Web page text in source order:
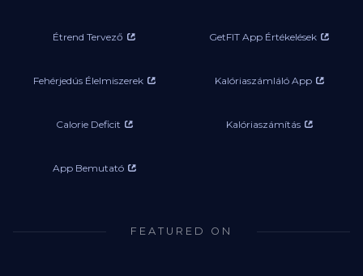
Étrend Tervező GetFIT App Értékelések
Fehérjedús Élelmiszerek Kalóriaszámláló App
Calorie Deficit Kalóriaszámítás
App Bemutató
FEATURED ON